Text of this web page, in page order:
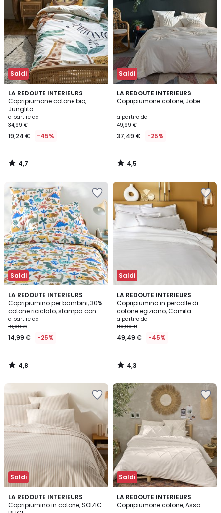
Saldi
LA REDOUTE INTERIEURS
Copripiumone cotone bio,
Junglito
a partire da
34,99 €
19,24 € -45%
4,7
/ 5
4,7
/
Saldi
LA REDOUTE INTERIEURS
Copripiumone cotone, Jobe
a partire da
49,99 €
37,49 € -25%
4,5
/ 5
4,5
/
Saldi
LA REDOUTE INTERIEURS
Copripiumino per bambini, 30%
cotone riciclato, stampa con
dinosauri, DINO
a partire da
19,99 €
14,99 € -25%
4,8
/ 5
4,8
/
Saldi
LA REDOUTE INTERIEURS
Copripiumino in percalle di
cotone egiziano, Camila
a partire da
89,99 €
49,49 € -45%
4,3
/ 5
4,3
/
Saldi
LA REDOUTE INTERIEURS
Copripiumino in cotone, SOIZIC
3,5
/ 5
Saldi
LA REDOUTE INTERIEURS
Copripiumone cotone, Assa
4,2
/ 5